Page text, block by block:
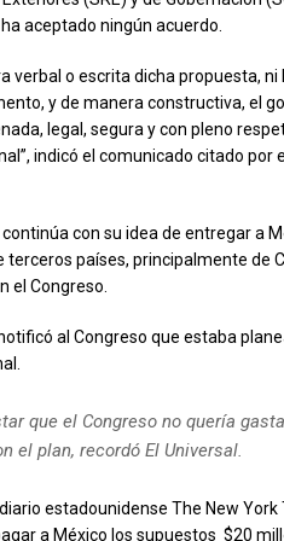
aceptado ningún acuerdo.
verbal o escrita dicha propuesta,
y de manera constructiva, el
legal, segura y con pleno
indicó el comunicado citado por
con su idea de entregar a
países, principalmente de
el Congreso.
al Congreso que estaba
que el Congreso no quería
el plan, recordó El Universal.
estadounidense The New York
a México los supuestos $20